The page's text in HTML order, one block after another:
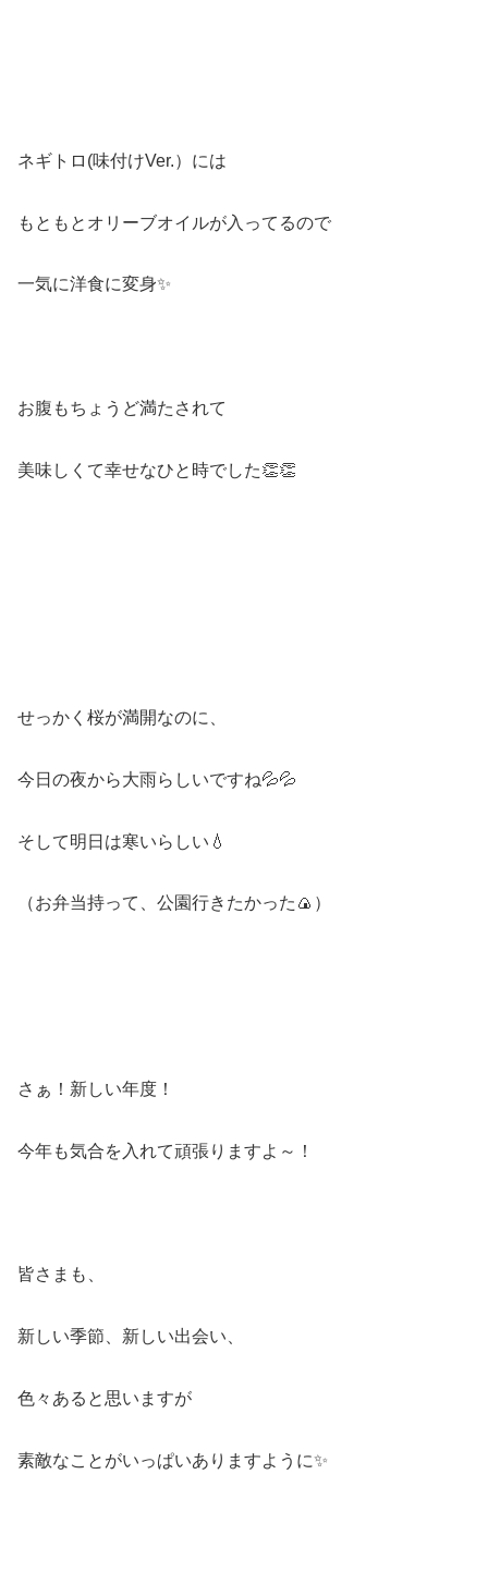
ネギトロ(味付けVer.）には
もともとオリーブオイルが入ってるので
一気に洋食に変身✨
お腹もちょうど満たされて
美味しくて幸せなひと時でした👏👏
せっかく桜が満開なのに、
今日の夜から大雨らしいですね💦💦
そして明日は寒いらしい💧
（お弁当持って、公園行きたかった🍙）
さぁ！新しい年度！
今年も気合を入れて頑張りますよ～！
皆さまも、
新しい季節、新しい出会い、
色々あると思いますが
素敵なことがいっぱいありますように✨